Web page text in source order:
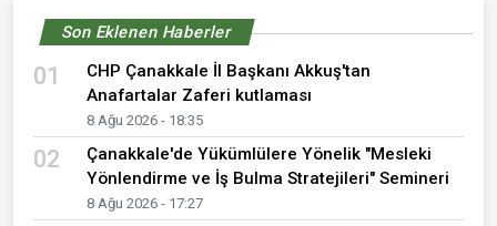
Son Eklenen Haberler
01
CHP Çanakkale İl Başkanı Akkuş'tan
Anafartalar Zaferi kutlaması
8 Ağu 2026 - 18:35
02
Çanakkale'de Yükümlülere Yönelik "Mesleki
Yönlendirme ve İş Bulma Stratejileri" Semineri
8 Ağu 2026 - 17:27